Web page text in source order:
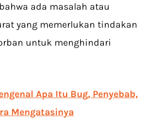
ada masalah atau
yang memerlukan tindakan
untuk menghindari
Apa Itu Bug, Penyebab,
Mengatasinya